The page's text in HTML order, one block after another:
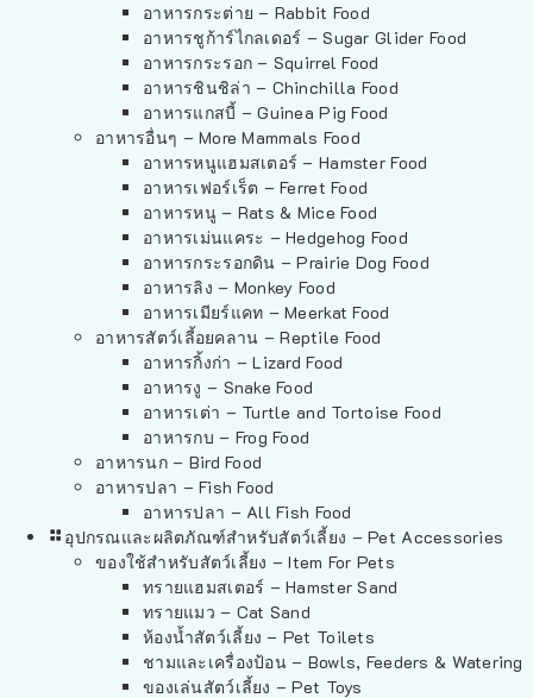
อาหารกระต่าย – Rabbit Food
อาหารชูก้าร์ไกลเดอร์ – Sugar Glider Food
อาหารกระรอก – Squirrel Food
อาหารชินชิล่า – Chinchilla Food
อาหารแกสบี้ – Guinea Pig Food
อาหารอื่นๆ – More Mammals Food
อาหารหนูแฮมสเตอร์ – Hamster Food
อาหารเฟอร์เร็ต – Ferret Food
อาหารหนู – Rats & Mice Food
อาหารเม่นแคระ – Hedgehog Food
อาหารกระรอกดิน – Prairie Dog Food
อาหารลิง – Monkey Food
อาหารเมียร์แคท – Meerkat Food
อาหารสัตว์เลี้อยคลาน – Reptile Food
อาหารกิ้งก่า – Lizard Food
อาหารงู – Snake Food
อาหารเต่า – Turtle and Tortoise Food
อาหารกบ – Frog Food
อาหารนก – Bird Food
อาหารปลา – Fish Food
อาหารปลา – All Fish Food
อุปกรณและผลิตภัณฑ์สำหรับสัตว์เลี้ยง – Pet Accessories
ของใช้สำหรับสัตว์เลี้ยง – Item For Pets
ทรายแฮมสเตอร์ – Hamster Sand
ทรายแมว – Cat Sand
ห้องน้ำสัตว์เลี้ยง – Pet Toilets
ชามและเครื่องป้อน – Bowls, Feeders & Watering
ของเล่นสัตว์เลี้ยง – Pet Toys